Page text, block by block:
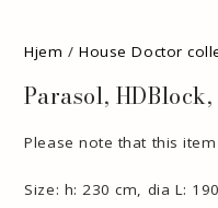
Hjem / House Doctor
Parasol,
Please note that this
Size: h: 230 cm, dia L: